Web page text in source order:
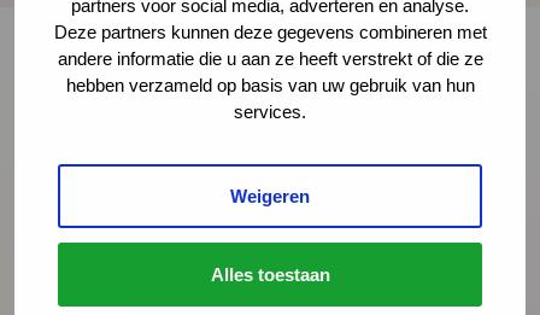
partners voor social media, adverteren en analyse.
Deze partners kunnen deze gegevens combineren met
andere informatie die u aan ze heeft verstrekt of die ze
hebben verzameld op basis van uw gebruik van hun
services.
Weigeren
Alles toestaan
Onze nieuwsbrief ontvangen?
Schrijf je in
Preventie